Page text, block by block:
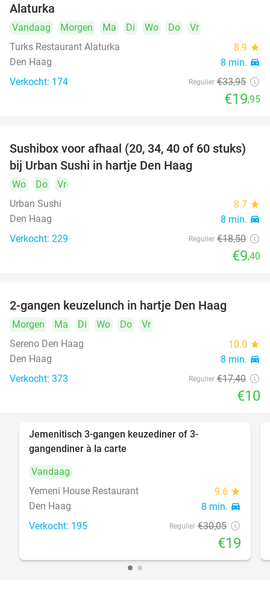
Alaturka
Vandaag Morgen Ma Di Wo Do
Vr
Turks Restaurant Alaturka
8.9 star
Den Haag 8 min. directions_car
Verkocht: 174 Regulier €33,95
€19,95
49%
Sushibox voor afhaal (20, 34, 40 of 60 stuks)
bij Urban Sushi in hartje Den Haag
Wo Do
Vr
Urban Sushi
8.7 star
Den Haag 8 min. directions_car
Verkocht: 229 Regulier €18,50
€9,40
2-gangen keuzelunch in hartje Den Haag
Morgen Ma Di Wo Do
Vr
Sereno Den Haag
10.0 star
Den Haag 8 min. directions_car
Verkocht: 373 Regulier €17,40
€10
Jemenitisch 3-gangen keuzediner of 3-
gangendiner à la carte
Vandaag
Yemeni House Restaurant
9.6 star
Den Haag 8 min. directions_car
Verkocht: 195 Regulier €30,05
€19